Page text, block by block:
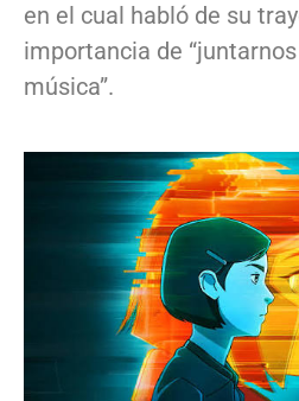
en el cual habló de su
importancia de
música”.